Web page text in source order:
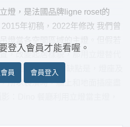
燈，是法國品牌ligne roset的
年初稿，2022年修改 我們曾
，改變起居樣貌，那用立燈替代
不過，用立燈的缺點是，燈座及
所以裝潢時，牆上和地面插座盡
登入會員才能看喔。
員 會員登入